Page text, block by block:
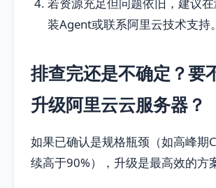
装Agent或联系阿里云技术支持。
排查完还是不确定？要
升级阿里云云服务器？
如果已确认是规格瓶颈（如高峰期
续高于90%），升级是最高效的方